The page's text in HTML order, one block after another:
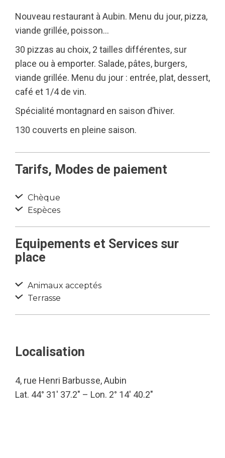
Nouveau restaurant à Aubin. Menu du jour, pizza,
viande grillée, poisson…
30 pizzas au choix, 2 tailles différentes, sur
place ou à emporter. Salade, pâtes, burgers,
viande grillée. Menu du jour : entrée, plat, dessert,
café et 1/4 de vin.
Spécialité montagnard en saison d’hiver.
130 couverts en pleine saison.
Tarifs, Modes de paiement
Chèque
Espèces
Equipements et Services sur
place
Animaux acceptés
Terrasse
Localisation
4, rue Henri Barbusse, Aubin
Lat. 44° 31′ 37.2″ – Lon. 2° 14′ 40.2″